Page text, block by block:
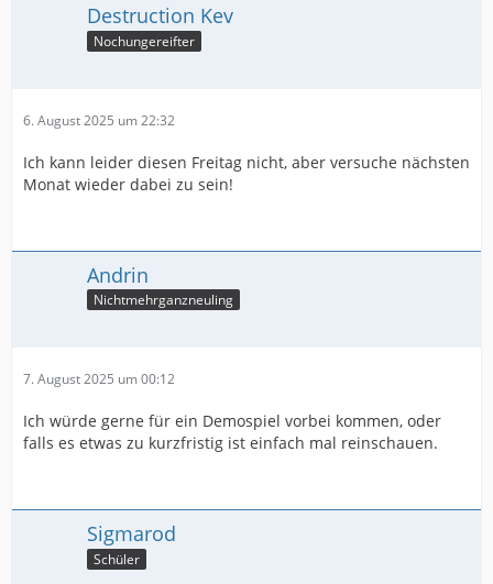
Destruction Kev
Nochungereifter
6. August 2025 um 22:32
Ich kann leider diesen Freitag nicht, aber versuche nächsten
Monat wieder dabei zu sein!
Andrin
Nichtmehrganzneuling
7. August 2025 um 00:12
Ich würde gerne für ein Demospiel vorbei kommen, oder
falls es etwas zu kurzfristig ist einfach mal reinschauen.
Sigmarod
Schüler